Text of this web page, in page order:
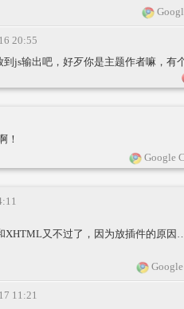
20:55
到js输出吧，好歹你是主题作者嘛，有
！
Google
XHTML又不过了，因为放插件的原
11:21